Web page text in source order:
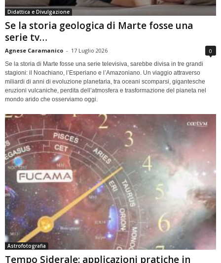
Didattica e Divulgazione
Se la storia geologica di Marte fosse una
serie tv…
Agnese Caramanico - 17 Luglio 2026 0
Se la storia di Marte fosse una serie televisiva, sarebbe divisa in tre grandi
stagioni: il Noachiano, l’Esperiano e l’Amazoniano. Un viaggio attraverso
miliardi di anni di evoluzione planetaria, tra oceani scomparsi, gigantesche
eruzioni vulcaniche, perdita dell’atmosfera e trasformazione del pianeta nel
mondo arido che osserviamo oggi.
Astrofotografia
Tempo Siderale: applicazioni pratiche in